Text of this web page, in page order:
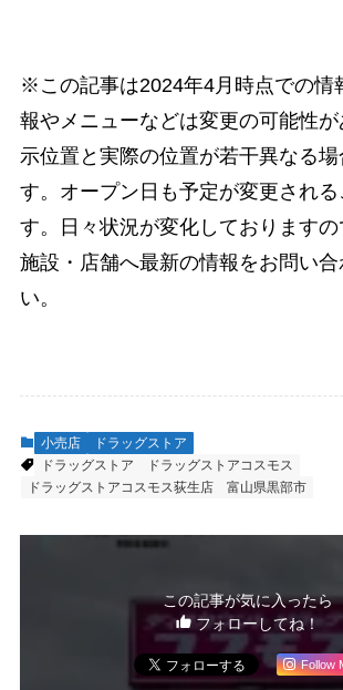
※この記事は2024年4月時点での情
報やメニューなどは変更の可能性
示位置と実際の位置が若干異なる場
す。オープン日も予定が変更される
す。日々状況が変化しております
施設・店舗へ最新の情報をお問い合
い。
小売店
ドラッグストア
ドラッグストア
ドラッグストアコスモス
ドラッグストアコスモス荻生店
富山県黒部市
この記事が気に入ったら
フォローしてね！
Follow